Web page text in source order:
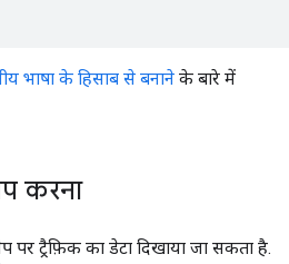
भाषा के हिसाब से बनाने के बारे में
करना
ट्रैफ़िक का डेटा दिखाया जा सकता है.